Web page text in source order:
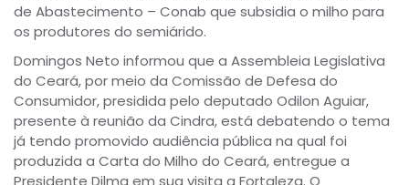
de Abastecimento – Conab que subsidia o milho para
os produtores do semiárido.
Domingos Neto informou que a Assembleia Legislativa
do Ceará, por meio da Comissão de Defesa do
Consumidor, presidida pelo deputado Odilon Aguiar,
presente à reunião da Cindra, está debatendo o tema
já tendo promovido audiência pública na qual foi
produzida a Carta do Milho do Ceará, entregue a